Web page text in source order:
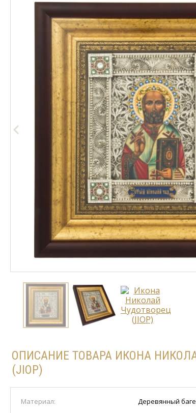
ОПИСАНИЕ ТОВАРА ИКОНА
(JIOP)
Материал: Деревянный